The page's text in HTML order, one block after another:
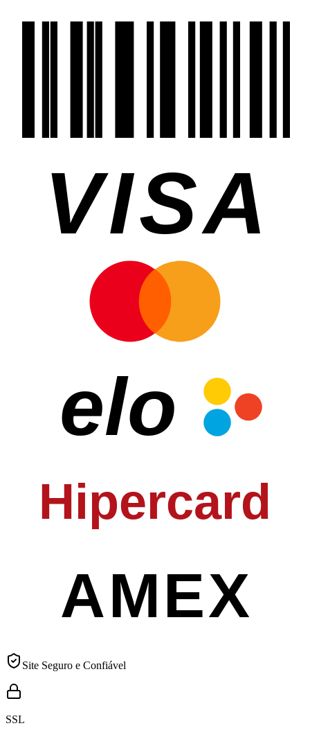
VISA
elo
Hipercard
AMEX
Site Seguro e Confiável
SSL